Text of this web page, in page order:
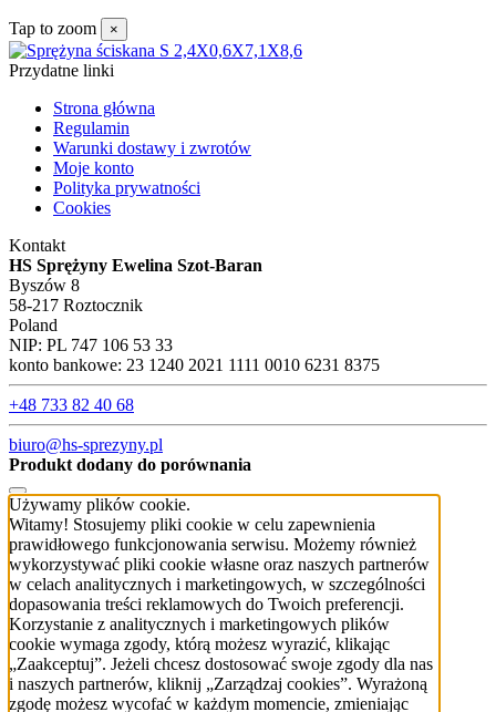
Tap to zoom ×
Przydatne linki
Strona główna
Regulamin
Warunki dostawy i zwrotów
Moje konto
Polityka prywatności
Cookies
Kontakt
HS Sprężyny Ewelina Szot-Baran
Byszów 8
58-217 Roztocznik
Poland
NIP: PL 747 106 53 33
konto bankowe: 23 1240 2021 1111 0010 6231 8375
+48 733 82 40 68
biuro@hs-sprezyny.pl
Produkt dodany do porównania
Używamy plików cookie.
Witamy! Stosujemy pliki cookie w celu zapewnienia
prawidłowego funkcjonowania serwisu. Możemy również
wykorzystywać pliki cookie własne oraz naszych partnerów
w celach analitycznych i marketingowych, w szczególności
dopasowania treści reklamowych do Twoich preferencji.
Korzystanie z analitycznych i marketingowych plików
cookie wymaga zgody, którą możesz wyrazić, klikając
„Zaakceptuj”. Jeżeli chcesz dostosować swoje zgody dla nas
i naszych partnerów, kliknij „Zarządzaj cookies”. Wyrażoną
zgodę możesz wycofać w każdym momencie, zmieniając